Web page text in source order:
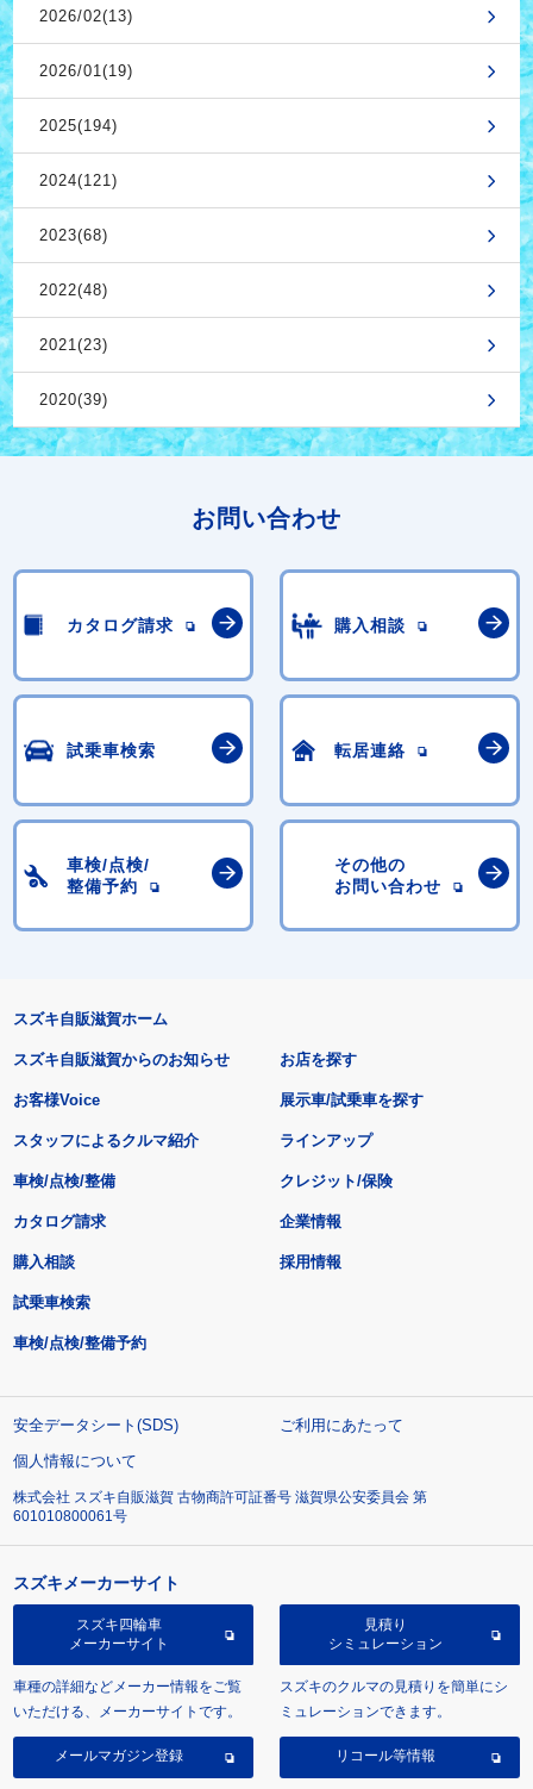
2026/02(13)
2026/01(19)
2025(194)
2024(121)
2023(68)
2022(48)
2021(23)
2020(39)
お問い合わせ
カタログ請求 購入相談
試乗車検索 転居連絡
車検/点検/
整備予約
その他の
お問い合わせ
スズキ自販滋賀ホーム
スズキ自販滋賀からのお知らせ
お客様Voice
スタッフによるクルマ紹介
お店を探す
展示車/試乗車を探す
ラインアップ
車検/点検/整備 クレジット/保険
カタログ請求
購入相談
試乗車検索
車検/点検/整備予約
企業情報
採用情報
安全データシート(SDS)
ご利用にあたって
個人情報について
株式会社 スズキ自販滋賀 古物商許可証番号 滋賀県公安委員会 第
601010800061号
スズキメーカーサイト
スズキ四輪車
メーカーサイト
車種の詳細などメーカー情報をご覧
いただける、メーカーサイトです。
見積り
シミュレーション
スズキのクルマの見積りを簡単にシ
ミュレーションできます。
メールマガジン登録 リコール等情報